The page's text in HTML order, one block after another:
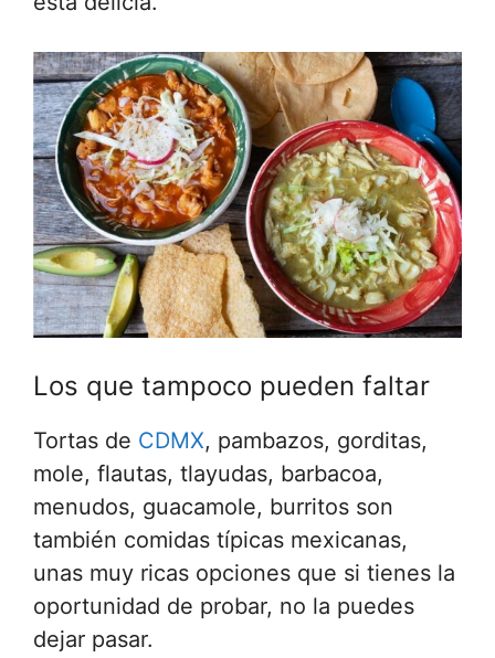
Los que tampoco pueden faltar
Tortas de CDMX, pambazos, gorditas,
mole, flautas, tlayudas, barbacoa,
menudos, guacamole, burritos son
también comidas típicas mexicanas,
unas muy ricas opciones que si tienes la
oportunidad de probar, no la puedes
dejar pasar.